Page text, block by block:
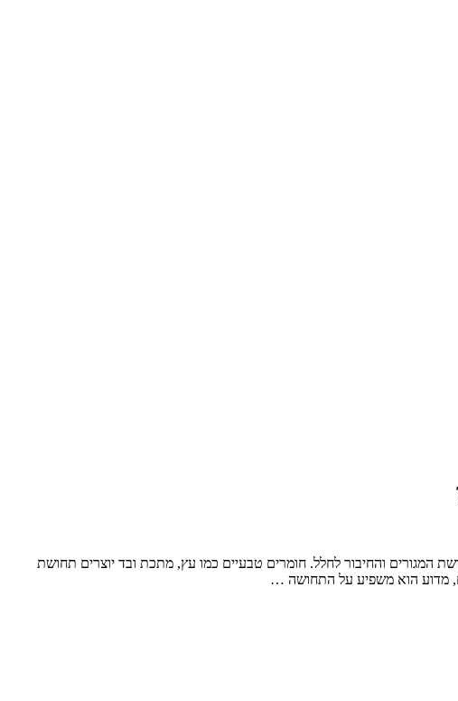
המגורים והחיבור לחלל. חומרים טבעיים כמו עץ, מתכת ובד יוצרים תחושת
מדוע הוא משפיע על התחושה …